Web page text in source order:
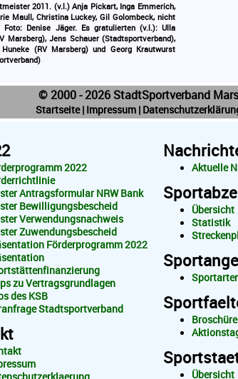
2011. (v.l.) Anja Pickart, Inga Emmerich,
Maull, Christina Luckey, Gil Golombeck, nicht
Foto: Denise Jäger. Es gratulierten (v.l.): Ulla
Marsberg), Jens Schauer (Stadtsportverband),
Huneke (RV Marsberg) und Georg Krautwurst
© 2000 - 2026 StadtSportverband
Startseite| Impressum |
2022
Antragsformular NRW Bank
Bewilligungsbescheid
Verwendungsnachweis
Zuwendungsbescheid
Förderprogramm 2022
zu Vertragsgrundlagen
des KSB
Stadtsportverband
Aktuelle
Übersicht
Statistik
Übersicht